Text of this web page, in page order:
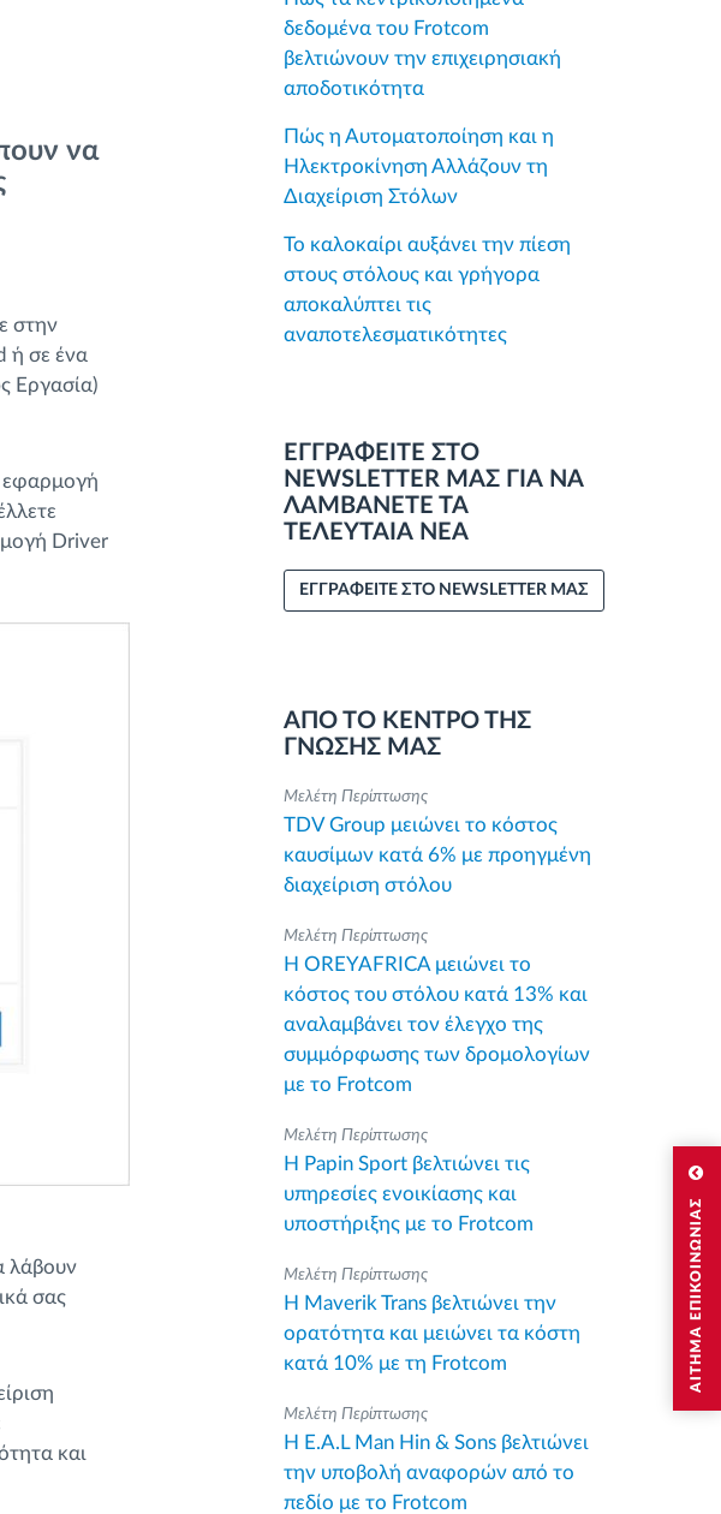
ΑΙΤΗΜΑ ΕΠΙΚΟΙΝΩΝΙΑΣ
να
στην
ή σε ένα
Εργασία)
εφαρμογή
Driver
λάβουν
σας
και
δεδομένα του Frotcom
βελτιώνουν την επιχειρησιακή
αποδοτικότητα
Πώς η Αυτοματοποίηση και η
Ηλεκτροκίνηση Αλλάζουν τη
Διαχείριση Στόλων
Το καλοκαίρι αυξάνει την πίεση
στους στόλους και γρήγορα
αποκαλύπτει τις
αναποτελεσματικότητες
ΕΓΓΡΑΦΕΙΤΕ ΣΤΟ
NEWSLETTER ΜΑΣ ΓΙΑ ΝΑ
ΛΑΜΒΑΝΕΤΕ ΤΑ
ΤΕΛΕΥΤΑΙΑ ΝΕΑ
ΕΓΓΡΑΦΕΙΤΕ ΣΤΟ NEWSLETTER ΜΑΣ
ΑΠΟ ΤΟ ΚΕΝΤΡΟ ΤΗΣ
ΓΝΩΣΗΣ ΜΑΣ
Μελέτη Περίπτωσης
TDV Group μειώνει το κόστος
καυσίμων κατά 6% με προηγμένη
διαχείριση στόλου
Μελέτη Περίπτωσης
Η OREYAFRICA μειώνει το
κόστος του στόλου κατά 13% και
αναλαμβάνει τον έλεγχο της
συμμόρφωσης των δρομολογίων
με το Frotcom
Μελέτη Περίπτωσης
Η Papin Sport βελτιώνει τις
υπηρεσίες ενοικίασης και
υποστήριξης με το Frotcom
Μελέτη Περίπτωσης
Η Maverik Trans βελτιώνει την
ορατότητα και μειώνει τα κόστη
κατά 10% με τη Frotcom
Μελέτη Περίπτωσης
Η E.A.L Man Hin & Sons βελτιώνει
την υποβολή αναφορών από το
πεδίο με το Frotcom